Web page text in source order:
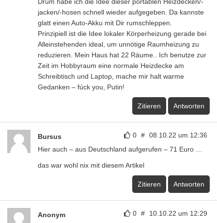
jacken/-hosen schnell wieder aufgegeben. Da kannste
glatt einen Auto-Akku mit Dir rumschleppen.
Prinzipiell ist die Idee lokaler Körperheizung gerade bei
Alleinstehenden ideal, um unnötige Raumheizung zu
reduzieren. Mein Haus hat 22 Räume.. Ich benutze zur
Zeit im Hobbyraum eine normale Heizdecke am
Schreibtisch und Laptop, mache mir halt warme
Gedanken – fúck you, Putin!
Zitieren Antworten
0 # 08.10.22 um 12:36
Bursus
Hier auch – aus Deutschland aufgerufen – 71 Euro …
das war wohl nix mit diesem Artikel
Zitieren Antworten
0 # 10.10.22 um 12:29
Anonym